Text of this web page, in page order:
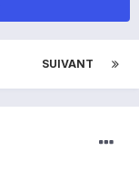
SUIVANT